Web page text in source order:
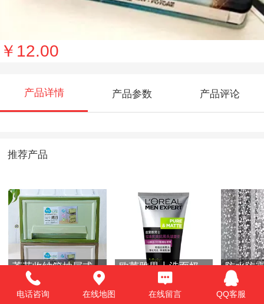
韩国文具可爱铁皮星空笔记本
￥12.00
产品详情 产品参数 产品评论
推荐产品
茶花收纳箱抽屉式
塑料收纳盒
欧莱雅男士洗面奶 防水防
电话咨询 在线地图 在线留言 QQ客服